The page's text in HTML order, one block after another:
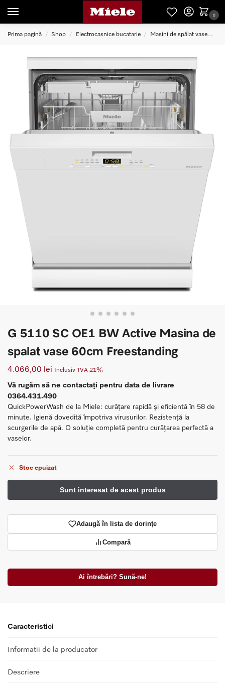
0
Prima pagină / Shop / Electrocasnice bucatarie / Mașini de spălat vase
G 5110 SC OE1 BW Active Masina de
spalat vase 60cm Freestanding
4.066,00 lei Inclusiv TVA 21%
Vă rugăm să ne contactați pentru data de livrare
0364.431.490
QuickPowerWash de la Miele: curățare rapidă și eficientă în 58 de
minute. Igienă dovedită împotriva virusurilor. Rezistență la
scurgerile de apă. O soluție completă pentru curățarea perfectă a
vaselor.
Stoc epuizat
Adaugă în lista de dorințe
Compară
Ai întrebări? Sună-ne!
Caracteristici
Informatii de la producator
Descriere